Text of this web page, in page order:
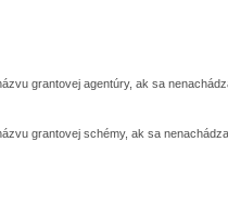
grantovej agentúry, ak sa
grantovej schémy, ak sa